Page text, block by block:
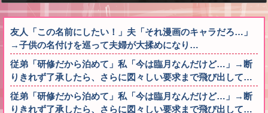
友人「この名前にしたい！」夫「それ漫画のキャラだろ…」
→子供の名付けを巡って夫婦が大揉めになり…
従弟「研修だから泊めて」私「今は臨月なんだけど…」→断
りきれず了承したら、さらに図々しい要求まで飛び出して…
従弟「研修だから泊めて」私「今は臨月なんだけど…」→断
りきれず了承したら、さらに図々しい要求まで飛び出して…